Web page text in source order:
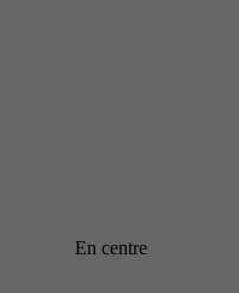
En centre